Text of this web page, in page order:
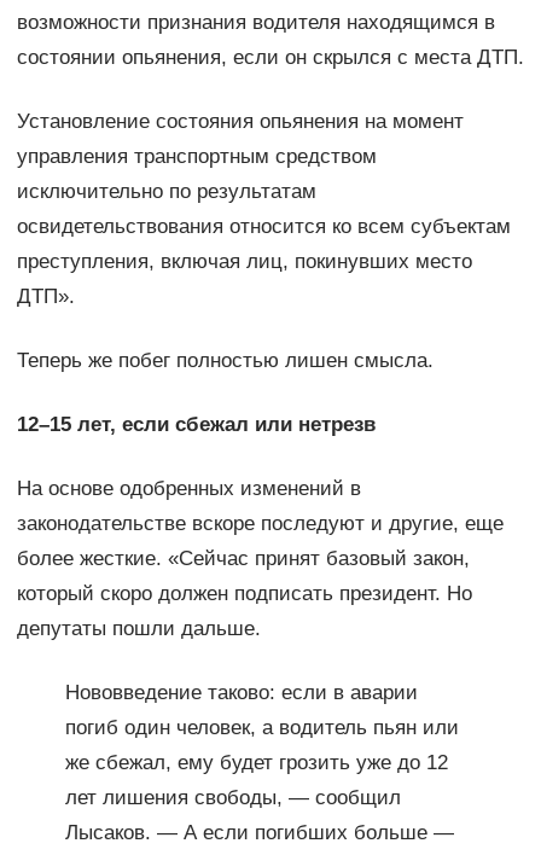
возможности признания водителя находящимся в
состоянии опьянения, если он скрылся с места ДТП.
Установление состояния опьянения на момент
управления транспортным средством
исключительно по результатам
освидетельствования относится ко всем субъектам
преступления, включая лиц, покинувших место
ДТП».
Теперь же побег полностью лишен смысла.
12–15 лет, если сбежал или нетрезв
На основе одобренных изменений в
законодательстве вскоре последуют и другие, еще
более жесткие. «Сейчас принят базовый закон,
который скоро должен подписать президент. Но
депутаты пошли дальше.
Нововведение таково: если в аварии
погиб один человек, а водитель пьян или
же сбежал, ему будет грозить уже до 12
лет лишения свободы, — сообщил
Лысаков. — А если погибших больше —